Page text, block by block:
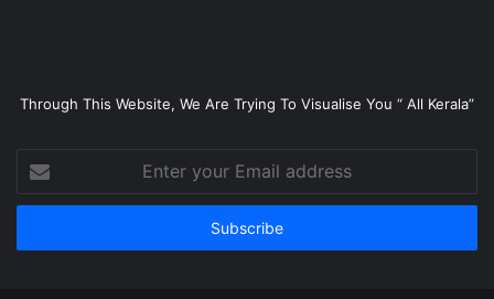
Through This Website, We Are Trying To Visualise You “ All Kerala”
your
Email